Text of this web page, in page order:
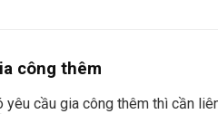
công thêm
cầu gia công thêm thì cần